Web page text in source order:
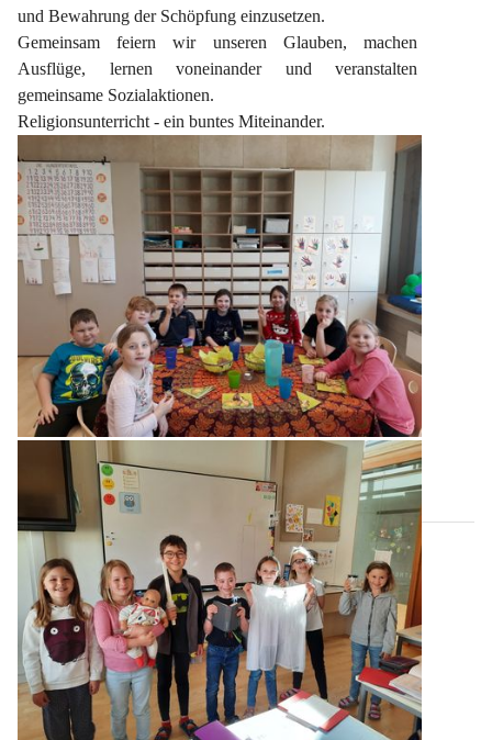
und Bewahrung der Schöpfung einzusetzen.
Gemeinsam feiern wir unseren Glauben, machen
Ausflüge, lernen voneinander und veranstalten
gemeinsame Sozialaktionen.
Religionsunterricht - ein buntes Miteinander.